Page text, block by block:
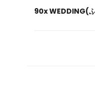
90xWEDDING(